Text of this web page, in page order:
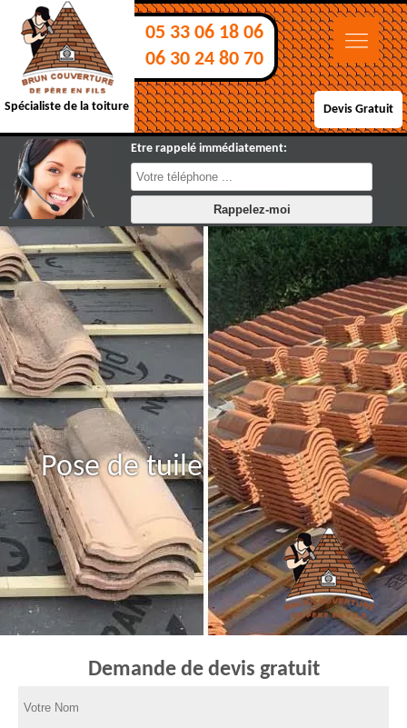
Spécialiste de la toiture
05 33 06 18 06
06 30 24 80 70
Devis Gratuit
Etre rappelé immédiatement:
Pose de tuile
Demande de devis gratuit